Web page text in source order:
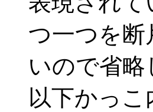
つ一つを断
いので省略
以下かっ